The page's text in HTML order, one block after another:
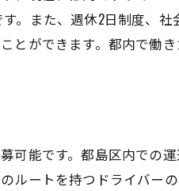
。また、週休2日制度、
ができます。都内で働
可能です。都島区内での
ルートを持つドライバー